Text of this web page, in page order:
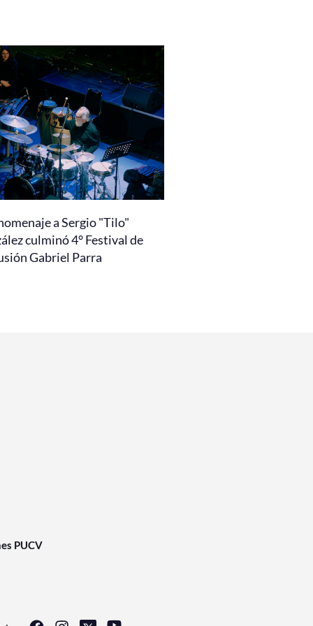
a Sergio "Tilo"
culminó 4° Festival de
Gabriel Parra
PUCV